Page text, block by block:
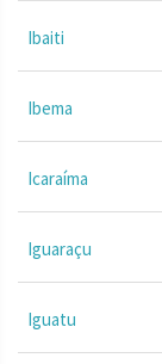
Ibaiti
Ibema
Icaraíma
Iguaraçu
Iguatu